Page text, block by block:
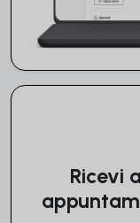
Ricevi